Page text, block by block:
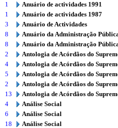
1
Anuário de actividades 1991
1
Anuário de actividades 1987
3
Anuário de Actividades
8
Anuário da Administração
8
Anuário da Administração
2
Antologia de Acórdãos do
4
Antologia de Acórdãos do
5
Antologia de Acórdãos do
2
Antologia de Acórdãos do
13
Antologia de Acórdãos do
4
Análise Social
6
Análise Social
18
Análise Social